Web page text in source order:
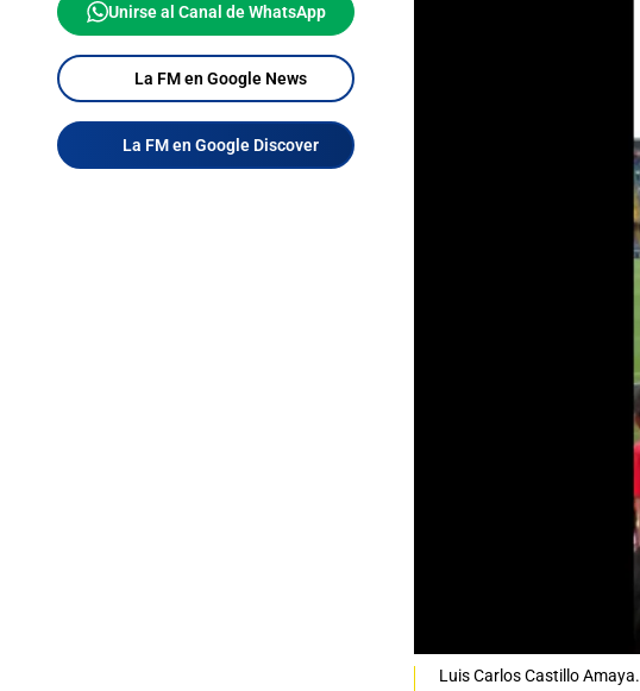
Unirse al Canal de WhatsApp
La FM en Google News
La FM en Google Discover
Luis Carlos Castillo Amaya.